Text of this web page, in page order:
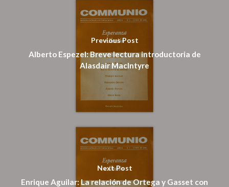
Previous Post
Alberto Espezel: Breve lectura introductoria de
Alasdair MacIntyre
Next Post
Enrique Aguilar: La relación de Ortega y Gasset con
Suscripción
Pagar
Argentina